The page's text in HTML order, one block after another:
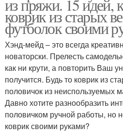
из пряжи. 15 идей,
коврик из старых
футболок своими
Хэнд-мейд – это всегда
новаторски. Прелесть
как ни крути, а повторить Ваш
получится. Будь то коврик из
половичок из неиспользуемых
Давно хотите разнообразить
половичком ручной работы, но
коврик своими руками?